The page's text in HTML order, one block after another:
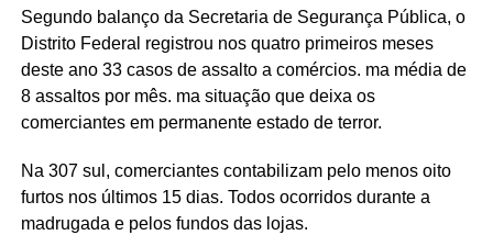
Segundo balanço da Secretaria de Segurança Pública, o
Distrito Federal registrou nos quatro primeiros meses
deste ano 33 casos de assalto a comércios. ma média de
8 assaltos por mês. ma situação que deixa os
comerciantes em permanente estado de terror.
Na 307 sul, comerciantes contabilizam pelo menos oito
furtos nos últimos 15 dias. Todos ocorridos durante a
madrugada e pelos fundos das lojas.